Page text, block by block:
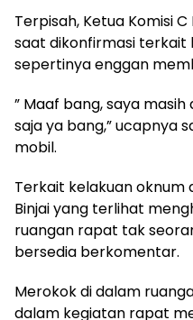
Terpisah, Ketua Komisi C
saat dikonfirmasi terkait
sepertinya enggan
” Maaf bang, saya
saja ya bang,” ucapnya
mobil.
Terkait kelakuan oknum
Binjai yang terlihat
ruangan rapat tak
bersedia berkomentar.
Merokok di dalam
dalam kegiatan rapat